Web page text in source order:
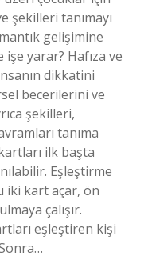
şekilleri tanımayı
gelişimine
işe yarar? Hafıza ve
dikkatini
becerilerini ve
şekilleri,
tanıma
ilk başta
Eşleştirme
iki kart açar, ön
çalışır.
eşleştiren kişi